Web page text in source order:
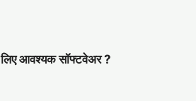
आवश्यक सॉफ्टवेअर ?